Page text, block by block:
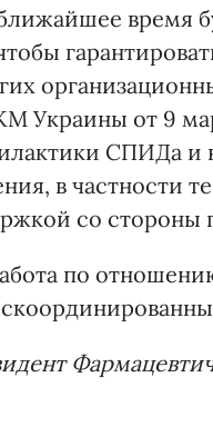
время
Украины от 9
СПИДа и
в частности
со стороны
по